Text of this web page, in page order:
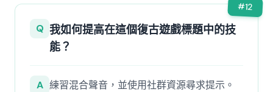
#12
Q 我如何提高在這個復古遊戲標題中的技
能？
A 練習混合聲音，並使用社群資源尋求提示。